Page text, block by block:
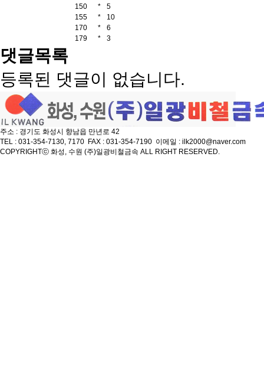
150
*
5
155
*
10
170
*
6
179
* 3
댓글목록
등록된 댓글이 없습니다.
주소 : 경기도 화성시 향남읍 만년로 42
TEL : 031-354-7130, 7170 FAX : 031-354-7190 이메일 : ilk2000@naver.com
COPYRIGHTⓒ 화성, 수원 (주)일광비철금속 ALL RIGHT RESERVED.